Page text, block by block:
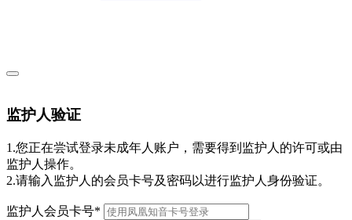
监护人验证
1.您正在尝试登录未成年人账户，需要得到监护人的许可或由
监护人操作。
2.请输入监护人的会员卡号及密码以进行监护人身份验证。
监护人会员卡号*